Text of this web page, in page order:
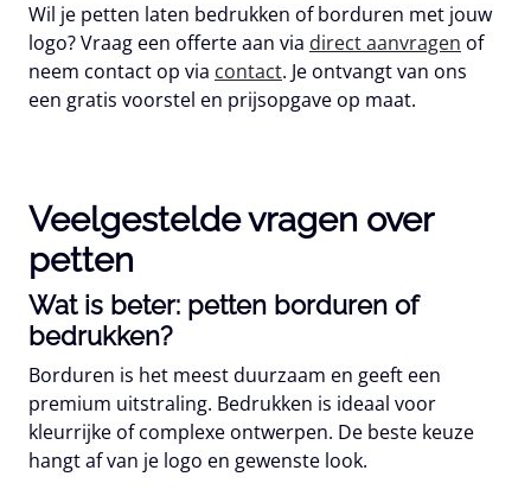
Wil je petten laten bedrukken of borduren met jouw
logo? Vraag een offerte aan via direct aanvragen of
neem contact op via contact. Je ontvangt van ons
een gratis voorstel en prijsopgave op maat.
Veelgestelde vragen over
petten
Wat is beter: petten borduren of
bedrukken?
Borduren is het meest duurzaam en geeft een
premium uitstraling. Bedrukken is ideaal voor
kleurrijke of complexe ontwerpen. De beste keuze
hangt af van je logo en gewenste look.